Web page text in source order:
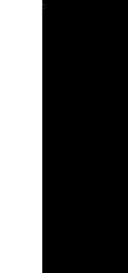
Compartir:
La batalla judicial
resolverse y
clientes en pleno
Juzgado de lo
desestimar el
de estos
afectadas no
101TV, otro de los